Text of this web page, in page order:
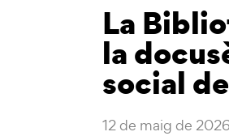
La
la
social
12 de maig de 2026